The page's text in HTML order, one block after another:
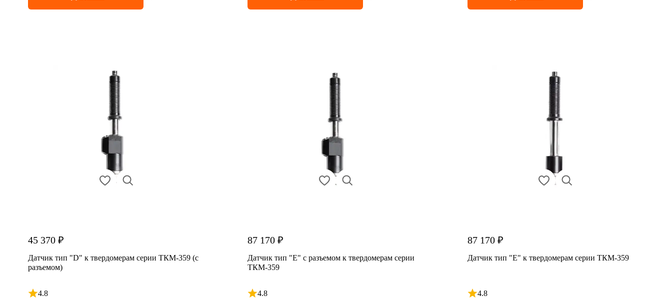
45 370 ₽
Датчик тип "D" к твердомерам серии ТКМ-359 (с
разъемом)
4.8
Рейтинг 4.8 из 5
87 170 ₽
Датчик тип "E" с разъемом к твердомерам серии
ТКМ-359
4.8
Рейтинг 4.8 из 5
87 170 ₽
Датчик тип "E" к твердомерам серии ТКМ-359
4.8
Рейтинг 4.8 из 5